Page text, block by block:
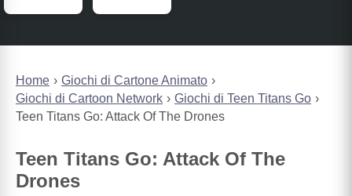
Home
Giochi di Cartone Animato
Giochi di Cartoon Network
Giochi di Teen Titans Go
Teen Titans Go: Attack Of The Drones
Teen Titans Go: Attack Of The
Drones